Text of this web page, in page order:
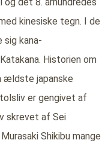
og det 8. århundredes
kinesiske tegn. I de
sig kana-
Historien om
ældste japanske
er gengivet af
skrevet af Sei
Shikibu mange